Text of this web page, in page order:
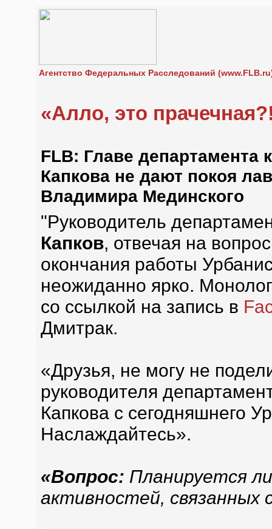
Агентство Федеральных Расследований
«Алло, это
FLB: Главе департамента
Капкова не дают покоя
Владимира Мединского
"Руководитель
Капков, отвечая на
окончания работы
неожиданно ярко.
со ссылкой на запись в
Дмитрак.
«Друзья, не могу не
руководителя
Капкова с сегодняшнего
Наслаждайтесь».
«Вопрос: Планируется
активностей, связанных